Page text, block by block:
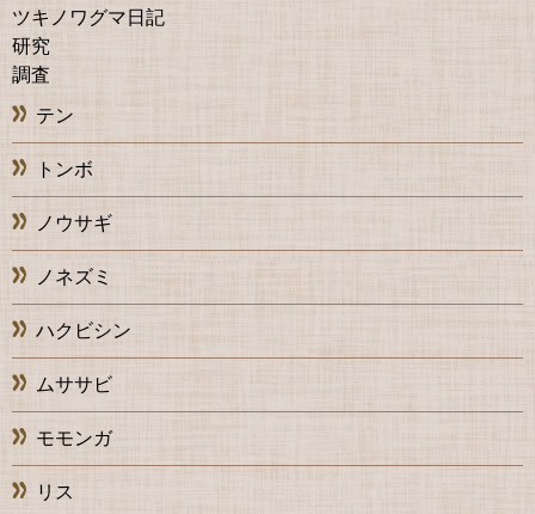
ツキノワグマ日記
研究
調査
テン
トンボ
ノウサギ
ノネズミ
ハクビシン
ムササビ
モモンガ
リス